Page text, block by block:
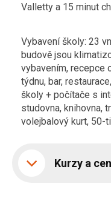
Valletty a 15 minut
Vybavení školy: 23
budově jsou
vybavením, recepce
týdnu, bar,
školy + počítače s
studovna, knihovna,
volejbalový kurt, 50-
Kurzy a